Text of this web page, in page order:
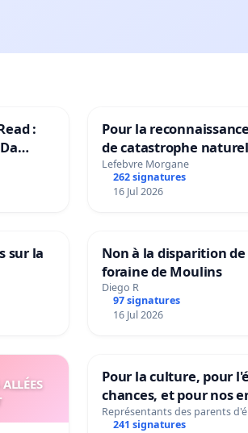
:
Pour la
de catastrophe
grêle du 15 juillet 2026
et ses alentours
Lefebvre Morgane
262 signatures
16 Jul 2026
sur la
Non à la disparition
foraine de Moulins
Diego R
97 signatures
16 Jul 2026
Pour la culture, pour
chances, et pour nos
Représentants des parents
241 signatures